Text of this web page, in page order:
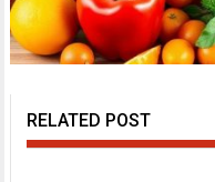
RELATED POST